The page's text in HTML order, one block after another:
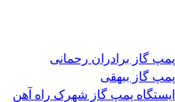
پمپ گاز برادران رحمانی
پمپ گاز بیهقی
ایستگاه پمپ گاز شهرک راه آهن